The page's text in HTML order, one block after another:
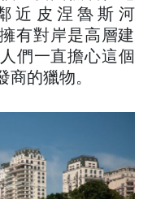
近皮涅魯斯河
有對岸是高層建
們一直擔心這個
商的獵物。